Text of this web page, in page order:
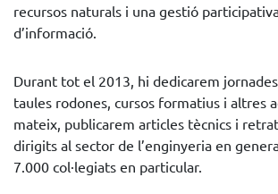
recursos naturals i una gestió
d’informació.
Durant tot el 2013, hi dedicarem
taules rodones, cursos formatius i altres
mateix, publicarem articles tècnics i
dirigits al sector de l’enginyeria en
7.000 col·legiats en particular.